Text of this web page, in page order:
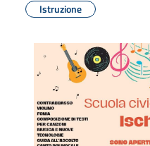
Istruzione